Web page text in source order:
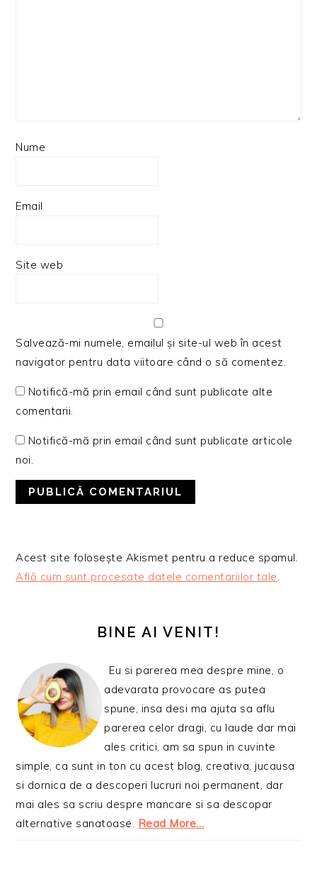
Nume
Email
Site web
Salvează-mi numele, emailul și site-ul web în acest
navigator pentru data viitoare când o să comentez.
Notifică-mă prin email când sunt publicate alte
comentarii.
Notifică-mă prin email când sunt publicate articole
noi.
Acest site folosește Akismet pentru a reduce spamul.
Află cum sunt procesate datele comentariilor tale.
PRINCIPALĂBINE AI VENIT!
Eu si parerea mea despre mine, o
adevarata provocare as putea
spune, insa desi ma ajuta sa aflu
parerea celor dragi, cu laude dar mai
ales critici, am sa spun in cuvinte
simple, ca sunt in ton cu acest blog, creativa, jucausa
si dornica de a descoperi lucruri noi permanent, dar
mai ales sa scriu despre mancare si sa descopar
alternative sanatoase. Read More…